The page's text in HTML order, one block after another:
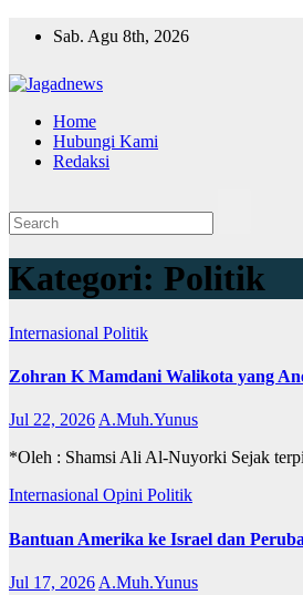
Sab. Agu 8th, 2026
Home
Hubungi Kami
Redaksi
Kategori: Politik
Internasional Politik
Zohran K Mamdani Walikota yang
Jul 22, 2026A.Muh.Yunus
*Oleh : Shamsi Ali Al-Nuyorki Sejak
Internasional Opini Politik
Bantuan Amerika ke Israel dan
Jul 17, 2026 A.Muh.Yunus